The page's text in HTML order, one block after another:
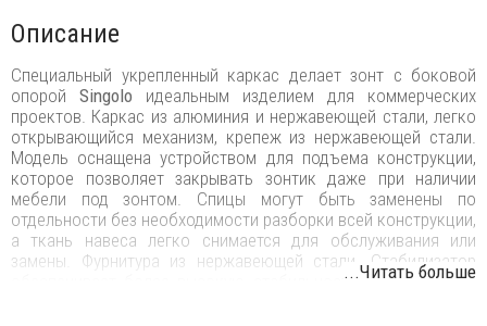
Описание
Специальный укрепленный каркас делает зонт с боковой
опорой Singolo идеальным изделием для коммерческих
проектов. Каркас из алюминия и нержавеющей стали, легко
открывающийся механизм, крепеж из нержавеющей стали.
Модель оснащена устройством для подъема конструкции,
которое позволяет закрывать зонтик даже при наличии
мебели под зонтом. Спицы могут быть заменены по
отдельности без необходимости разборки всей конструкции,
а ткань навеса легко снимается для обслуживания или
замены. Фурнитура из нержавеющей стали. Стабилизатор
обеспечивает более высокую стабильность зонта в очень
...Читать больше